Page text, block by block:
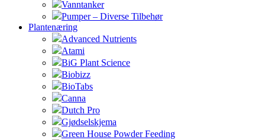
Vanntanker
Pumper – Diverse Tilbehør
Plantenæring
Advanced Nutrients
Atami
BiG Plant Science
Biobizz
BioTabs
Canna
Dutch Pro
Gjødselskjema
Green House Powder Feeding